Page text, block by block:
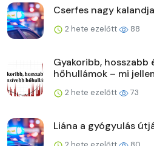
Cserfes nagy kalandja
2 hete ezelőtt 88
Gyakoribb, hosszabb
hőhullámok – mi
2 hete ezelőtt 73
Liána a gyógyulás